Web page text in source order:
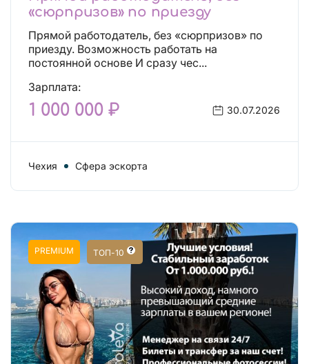
«сюрпризов» по приезду
Прямой работодатель, без «сюрпризов» по
приезду. Возможность работать на
постоянной основе И сразу чес...
Зарплата:
1 000 000 ₽ 30.07.2026
Чехия Сфера эскорта
PREMIUM ТОП-10